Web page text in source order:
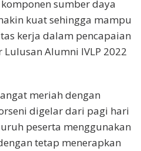
sumber daya
kuat sehingga mampu
kerja dalam pencapaian
Alumni IVLP 2022
meriah dengan
digelar dari pagi hari
peserta menggunakan
tetap menerapkan